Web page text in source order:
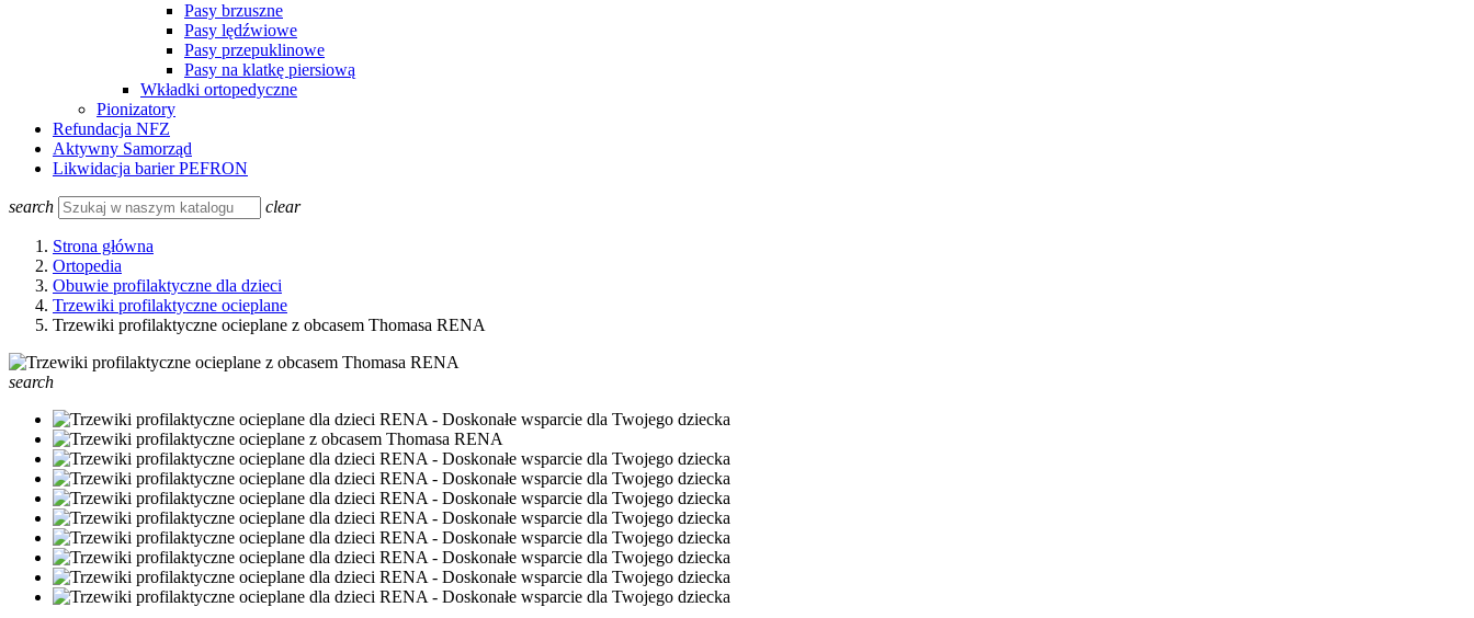
Pasy brzuszne
Pasy lędźwiowe
Pasy przepuklinowe
Pasy na klatkę piersiową
Wkładki ortopedyczne
Pionizatory
Refundacja NFZ
Aktywny Samorząd
Likwidacja barier PEFRON
search clear
Strona główna
Ortopedia
Obuwie profilaktyczne dla dzieci
Trzewiki profilaktyczne ocieplane
Trzewiki profilaktyczne ocieplane z obcasem Thomasa RENA
search